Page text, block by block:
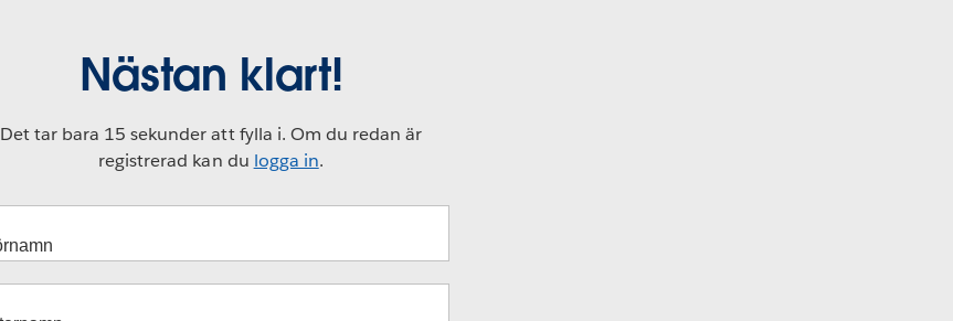
Nästan klart!
Det tar bara 15 sekunder att fylla i. Om du redan är
registrerad kan du logga in.